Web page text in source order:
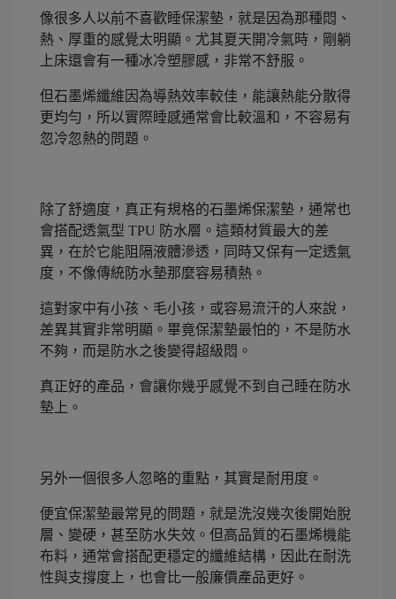
像很多人以前不喜歡睡保潔墊，就是因為那種悶、
熱、厚重的感覺太明顯。尤其夏天開冷氣時，剛躺
上床還會有一種冰冷塑膠感，非常不舒服。
但石墨烯纖維因為導熱效率較佳，能讓熱能分散得
更均勻，所以實際睡感通常會比較溫和，不容易有
忽冷忽熱的問題。
除了舒適度，真正有規格的石墨烯保潔墊，通常也
會搭配透氣型 TPU 防水層。這類材質最大的差
異，在於它能阻隔液體滲透，同時又保有一定透氣
度，不像傳統防水墊那麼容易積熱。
這對家中有小孩、毛小孩，或容易流汗的人來說，
差異其實非常明顯。畢竟保潔墊最怕的，不是防水
不夠，而是防水之後變得超級悶。
真正好的產品，會讓你幾乎感覺不到自己睡在防水
墊上。
另外一個很多人忽略的重點，其實是耐用度。
便宜保潔墊最常見的問題，就是洗沒幾次後開始脫
層、變硬，甚至防水失效。但高品質的石墨烯機能
布料，通常會搭配更穩定的纖維結構，因此在耐洗
性與支撐度上，也會比一般廉價產品更好。